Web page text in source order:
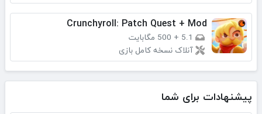
Crunchyroll: Patch Quest + Mod
5.1
+ 500 مگابایت
آنلاک نسخه کامل بازی
پیشنهادات برای شما